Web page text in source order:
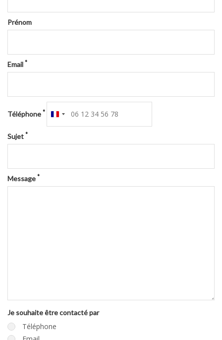
Prénom
Email *
Téléphone *
France
+33
Sujet *
Message *
Je souhaite être contacté par
Téléphone